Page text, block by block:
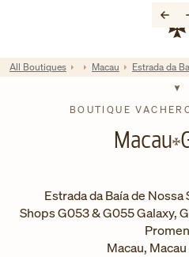
Lien vers le site de
Return to Nav
BOUTIQUE
Macau
Estrada da Baía de
Shops G053 & G055 Galaxy,
Macau,
All Boutiques Macau Estrada da